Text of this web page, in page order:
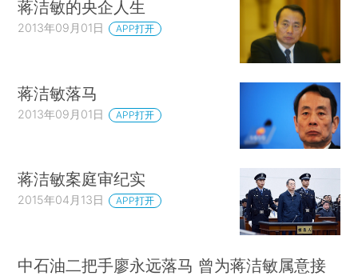
蒋洁敏的央企人生
2013年09月01日 APP打开
蒋洁敏落马
2013年09月01日 APP打开
蒋洁敏案庭审纪实
2015年04月13日 APP打开
中石油二把手廖永远落马 曾为蒋洁敏属意接